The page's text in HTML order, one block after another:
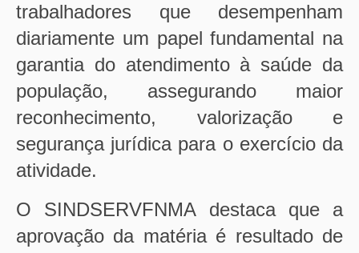
trabalhadores que desempenham
diariamente um papel fundamental na
garantia do atendimento à saúde da
população, assegurando maior
reconhecimento, valorização e
segurança jurídica para o exercício da
atividade.
O SINDSERVFNMA destaca que a
aprovação da matéria é resultado de